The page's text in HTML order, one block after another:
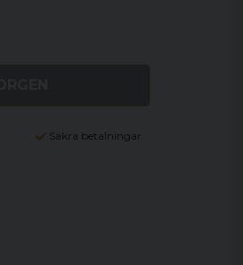
Säkra betalningar